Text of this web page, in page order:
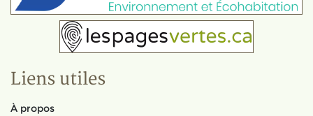
Liens utiles
À propos